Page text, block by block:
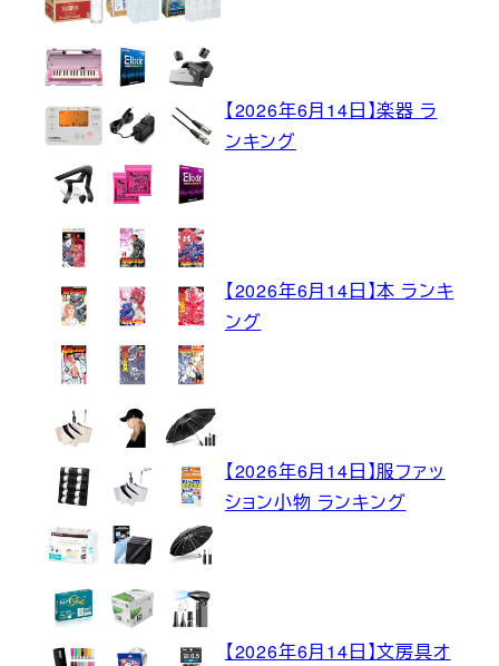
【2026年6月14日】楽器 ラ
ンキング
【2026年6月14日】本 ランキ
ング
【2026年6月14日】服ファッ
ション小物 ランキング
【2026年6月14日】文房具オ